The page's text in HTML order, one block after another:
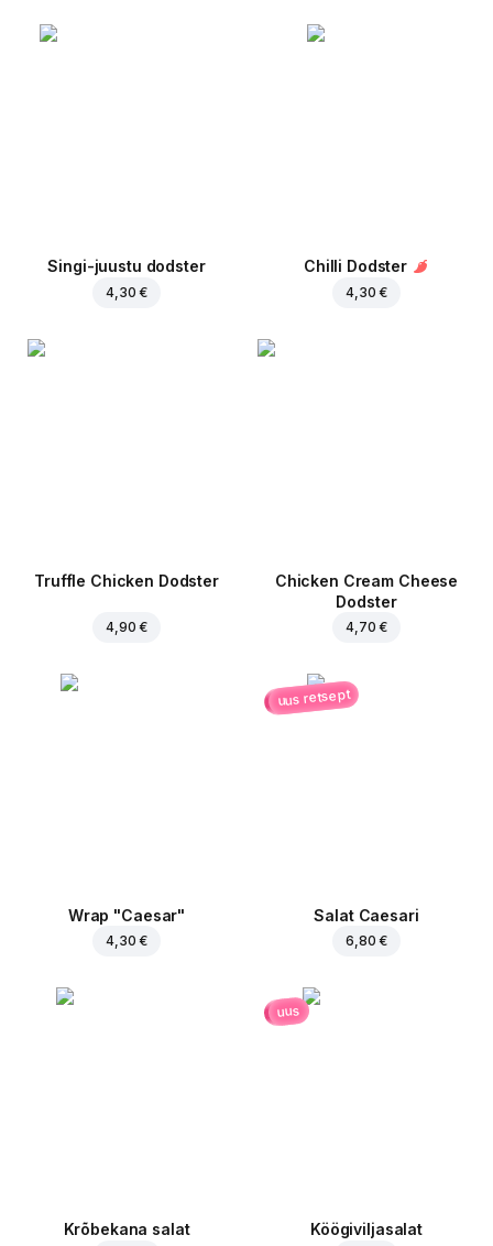
Singi-juustu dodster
4,30 €
Chilli Dodster
4,30 €
Truffle Chicken Dodster
4,90 €
Chicken Cream Cheese
Dodster
4,70 €
Wrap "Caesar"
4,30 €
uus retsept
Salat Caesari
6,80 €
Krõbekana salat
uus
Köögiviljasalat